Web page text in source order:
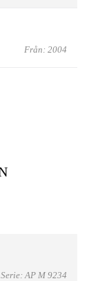
Från: 2004
Serie: AP M 9234